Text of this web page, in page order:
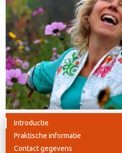
Introductie
Praktische informatie
Contact gegevens